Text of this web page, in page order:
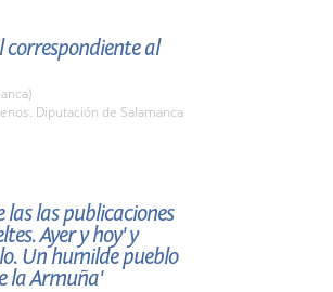
correspondiente al
Diputación de Salamanca
las las publicaciones
Ayer y hoy' y
Un humilde pueblo
la Armuña'